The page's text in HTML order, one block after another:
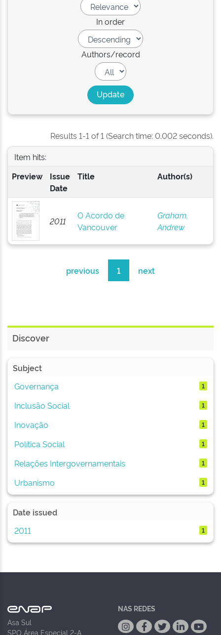
In order
Authors/record
Results 1-1 of 1 (Search time: 0.002 seconds).
Item hits:
Preview
Issue
Date
Title Author(s)
2011
O Acordo de
Vancouver
Graham,
Andrew
previous 1 next
Discover
Subject
Governança
1
Inclusão Social 1
Inovação 1
Política Social 1
Relações Intergovernamentais 1
Urbanismo 1
Date issued
2011
1
Asa Sul
SPO Área Especial 2-A
NAS REDES